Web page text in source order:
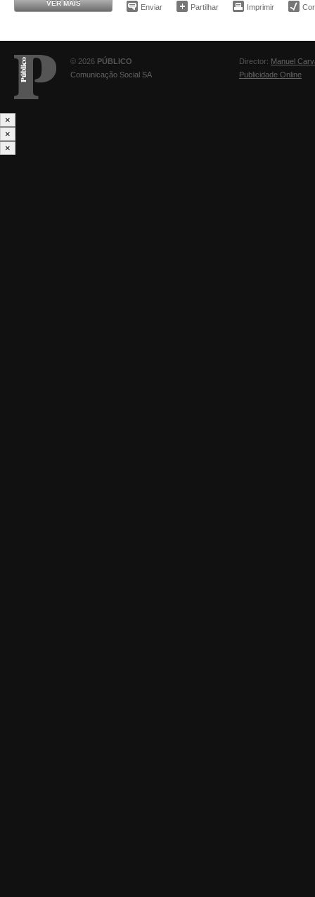
Enviar Partilhar Imprimir
VER MAIS
© 2026 PÚBLICO
Comunicação Social SA
Director: Manuel
Publicidade Online
×
×
×